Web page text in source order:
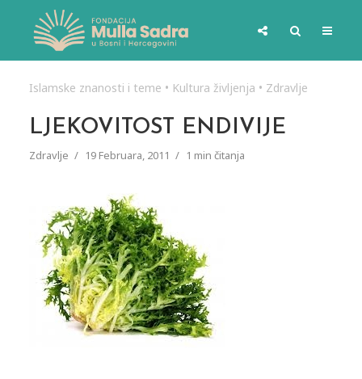
Islamske znanosti i teme • Kultura življenja • Zdravlje
LJEKOVITOST ENDIVIJE
Zdravlje 19 Februara, 2011 1 min čitanja